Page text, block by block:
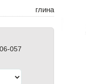
глина
057